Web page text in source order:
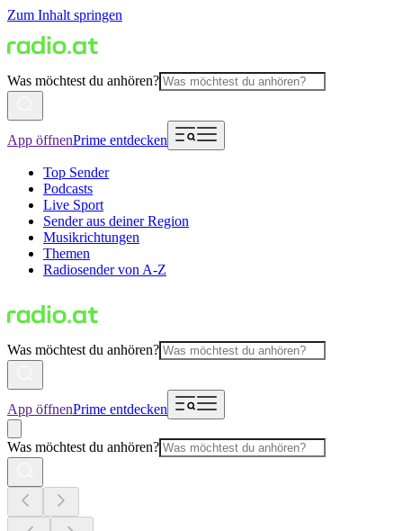
Zum Inhalt springen
Was möchtest du anhören?
App öffnenPrime entdecken
Top Sender
Podcasts
Live Sport
Sender aus deiner Region
Musikrichtungen
Themen
Radiosender von A-Z
Was möchtest du anhören?
App öffnenPrime entdecken
Was möchtest du anhören?